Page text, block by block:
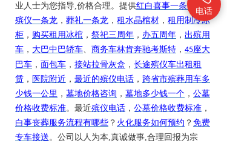
业人士为您指导 ,价格合理。提供红白喜事一条龙
，
殡仪一条龙 ， 葬礼一条龙 ， 租水晶棺材 ， 租用制冷冰
柜 ， 购买租用冰棺 ， 祭祀三周年 ， 办五周年 ， 出殡用
车 ， 大巴中巴轿车 商务车林肯奔驰考斯特 ， 45座大
巴车 ， 面包车 ， 接站拉骨灰盒 ， 长途殡仪车出租租
赁 ， 医院附近 ， 最近的殡仪电话 ， 跨省市殡葬用车多
少钱一公里 ， 墓地价格咨询 ， 墓地多少钱一个 ， 公墓
价格收费标准。最近殡仪电话 ， 公墓价格收费标准 ，
白事丧葬服务流程有哪些 ？ 火化服务如何预约 ？ 免费
专车接送 。公司以人为本 ,真诚做事,合理回报为宗
电话